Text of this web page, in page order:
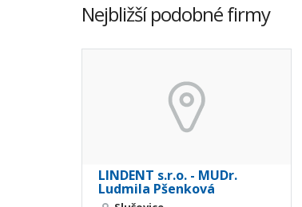
Nejbližší podobné firmy
LINDENT s.r.o. - MUDr.
Ludmila Pšenková